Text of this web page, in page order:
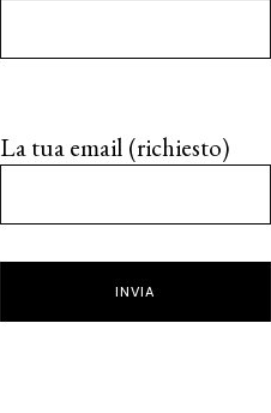
La tua email (richiesto)
INVIA